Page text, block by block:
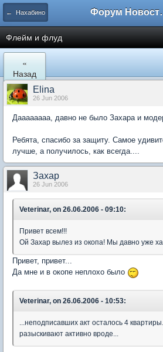
← Нахабино
Флейм и флуд
«
Назад
Elina
26 Jun 2006
Даааааааа, давно не было Захара и
Ребята, спасибо за защиту. Самое
лучше, а получилось, как всегда....
Захар
26 Jun 2006
Veterinar, on 26.06.2006 - 09:10:
Привет всем!!!
Ой Захар вылез из окопа! Мы давно уже
Привет, привет...
Да мне и в окопе неплохо было
Veterinar, on 26.06.2006 - 10:53:
...неподписавших акт осталось 4
разыскивают активно вроде...